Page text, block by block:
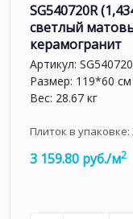
SG540720R
светлый
керамогранит
Артикул:
Размер: 119*60 см
Вес: 28.67 кг
Плиток в упаковке:
3 159.80 руб./м2